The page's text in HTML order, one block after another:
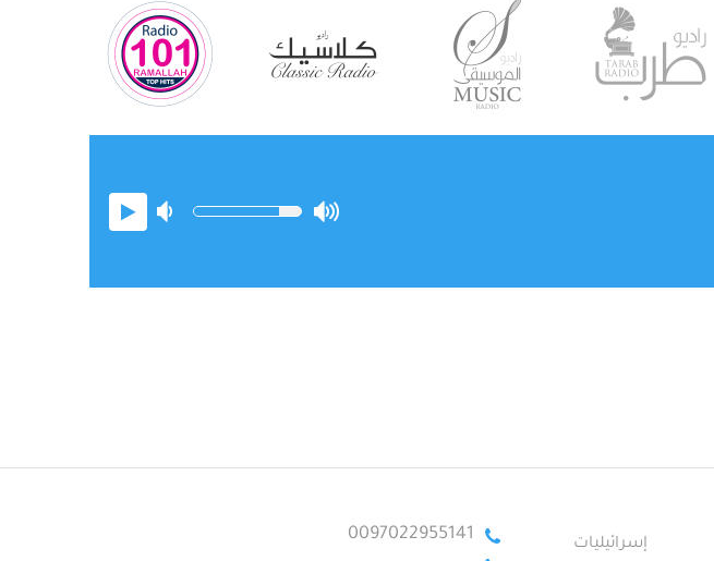
إسرائيليات 0097022955141